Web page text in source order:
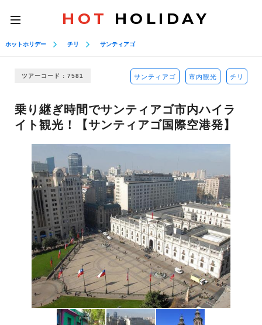
toggle
navigation
HOT HOLIDAY
ホットホリデー チリ サンティアゴ
ツアーコード : 7581 サンティアゴ 市内観光 チリ
乗り継ぎ時間でサンティアゴ市内ハイラ
イト観光！【サンティアゴ国際空港発】